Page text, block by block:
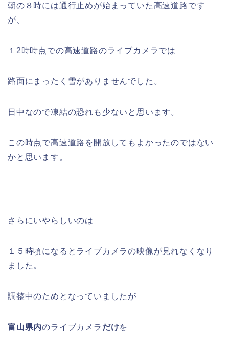
朝の８時には通行止めが始まっていた高速道路です
が、
１2時時点での高速道路のライブカメラでは
路面にまったく雪がありませんでした。
日中なので凍結の恐れも少ないと思います。
この時点で高速道路を開放してもよかったのではない
かと思います。
さらにいやらしいのは
１５時頃になるとライブカメラの映像が見れなくなり
ました。
調整中のためとなっていましたが
富山県内のライブカメラ だけを